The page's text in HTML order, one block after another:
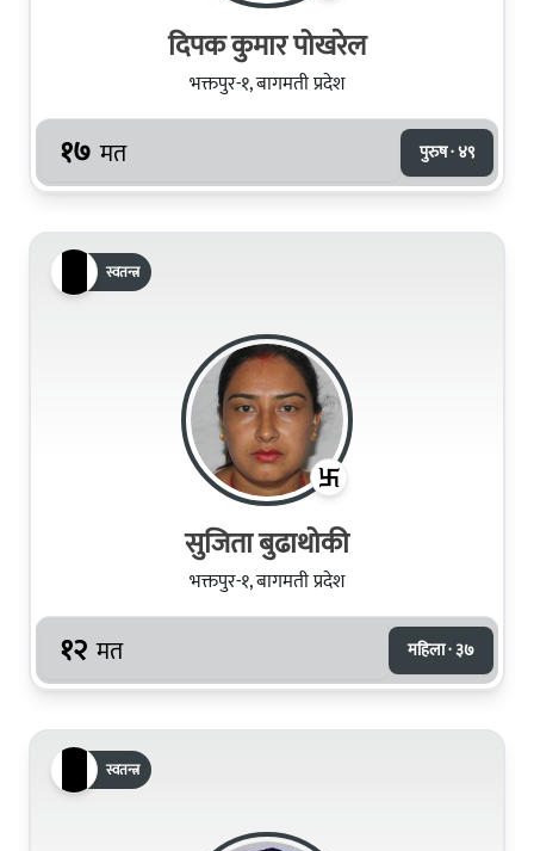
दिपक कुमार पोखरेल
भक्तपुर-१, बागमती प्रदेश
१७ मत पुरुष · ४९
स्वतन्त्र
सुजिता बुढाथोकी
भक्तपुर-१, बागमती प्रदेश
१२ मत महिला · ३७
स्वतन्त्र